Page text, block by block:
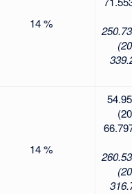
14 %
14 %